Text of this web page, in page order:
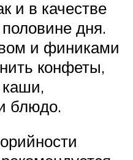
и в качестве
дня.
и финиками
конфеты,
блюдо.